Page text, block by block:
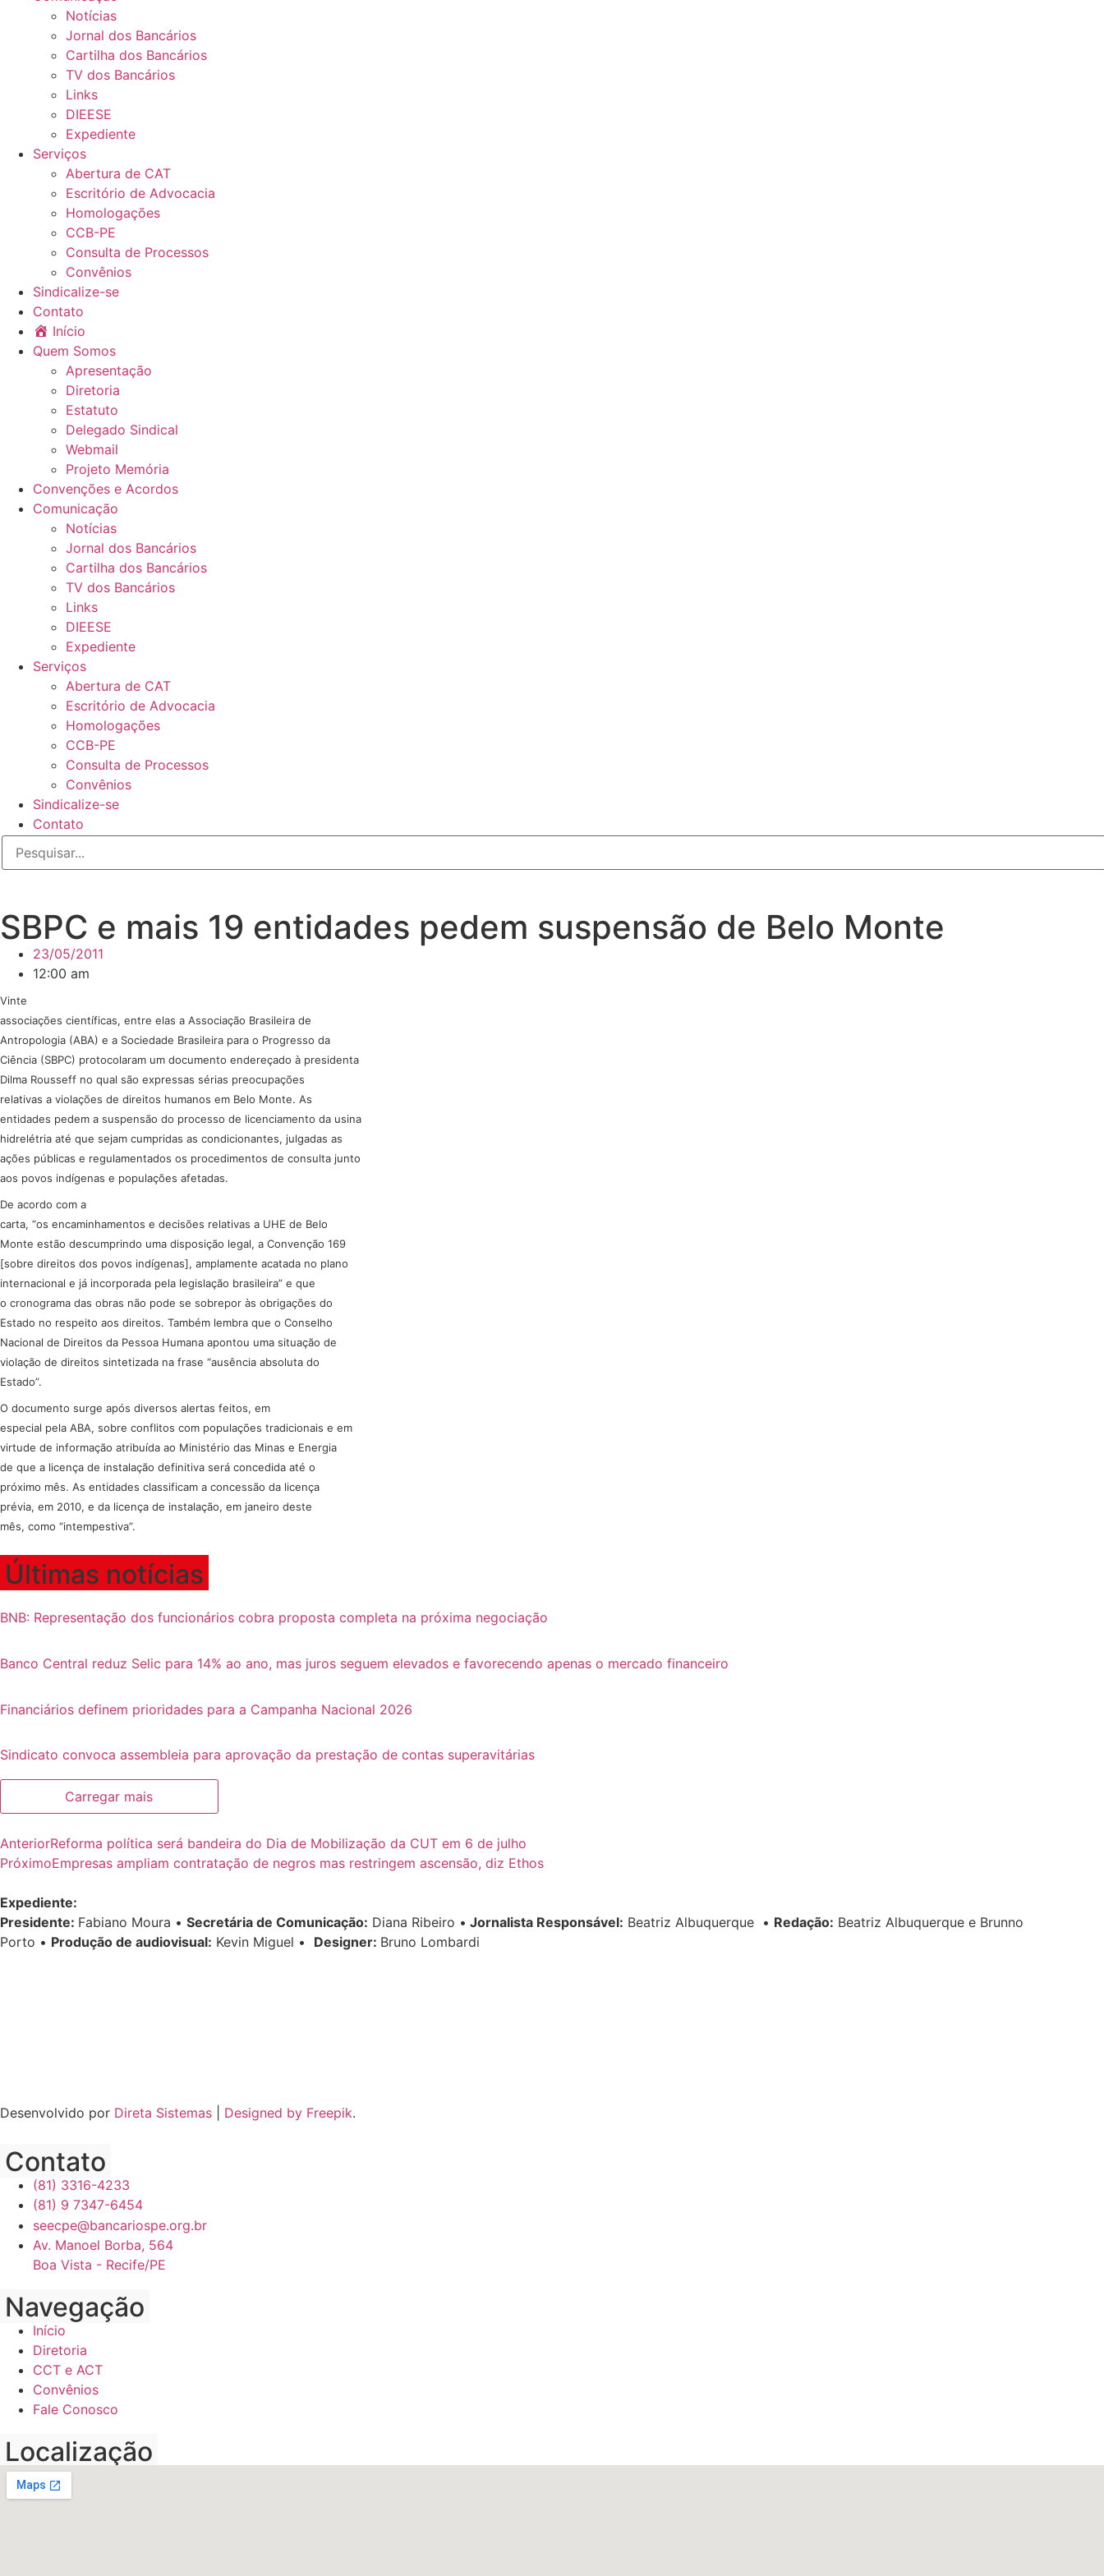
Notícias
Jornal dos Bancários
Cartilha dos Bancários
TV dos Bancários
Links
DIEESE
Expediente
Serviços
Abertura de CAT
Escritório de Advocacia
Homologações
CCB-PE
Consulta de Processos
Convênios
Sindicalize-se
Contato
Início
Quem Somos
Apresentação
Diretoria
Estatuto
Delegado Sindical
Webmail
Projeto Memória
Convenções e Acordos
Comunicação
Notícias
Jornal dos Bancários
Cartilha dos Bancários
TV dos Bancários
Links
DIEESE
Expediente
Serviços
Abertura de CAT
Escritório de Advocacia
Homologações
CCB-PE
Consulta de Processos
Convênios
Sindicalize-se
Contato
SBPC e mais 19 entidades pedem suspensão de Belo Monte
23/05/2011
12:00 am
Vinte
associações científicas, entre elas a Associação Brasileira de
Antropologia (ABA) e a Sociedade Brasileira para o Progresso da
Ciência (SBPC) protocolaram um documento endereçado à presidenta
Dilma Rousseff no qual são expressas sérias preocupações
relativas a violações de direitos humanos em Belo Monte. As
entidades pedem a suspensão do processo de licenciamento da usina
hidrelétria até que sejam cumpridas as condicionantes, julgadas as
ações públicas e regulamentados os procedimentos de consulta junto
aos povos indígenas e populações afetadas.
De acordo com a
carta, “os encaminhamentos e decisões relativas a UHE de Belo
Monte estão descumprindo uma disposição legal, a Convenção 169
[sobre direitos dos povos indígenas], amplamente acatada no plano
internacional e já incorporada pela legislação brasileira” e que
o cronograma das obras não pode se sobrepor às obrigações do
Estado no respeito aos direitos. Também lembra que o Conselho
Nacional de Direitos da Pessoa Humana apontou uma situação de
violação de direitos sintetizada na frase “ausência absoluta do
Estado”.
O documento surge após diversos alertas feitos, em
especial pela ABA, sobre conflitos com populações tradicionais e em
virtude de informação atribuída ao Ministério das Minas e Energia
de que a licença de instalação definitiva será concedida até o
próximo mês. As entidades classificam a concessão da licença
prévia, em 2010, e da licença de instalação, em janeiro deste
mês, como “intempestiva”.
Últimas notícias
BNB: Representação dos funcionários cobra proposta completa na próxima negociação
Banco Central reduz Selic para 14% ao ano, mas juros seguem elevados e favorecendo apenas o mercado financeiro
Financiários definem prioridades para a Campanha Nacional 2026
Sindicato convoca assembleia para aprovação da prestação de contas superavitárias
Carregar mais
AnteriorReforma política será bandeira do Dia de Mobilização da CUT em 6 de julho
PróximoEmpresas ampliam contratação de negros mas restringem ascensão, diz Ethos
Expediente:
Presidente: Fabiano Moura • Secretária de Comunicação: Diana Ribeiro • Jornalista Responsável: Beatriz Albuquerque • Redação: Beatriz Albuquerque e Brunno
Porto • Produção de audiovisual: Kevin Miguel • Designer: Bruno Lombardi
Desenvolvido por Direta Sistemas Designed by Freepik.
Contato
(81) 3316-4233
(81) 9 7347-6454
seecpe@bancariospe.org.br
Av. Manoel Borba, 564
Boa Vista - Recife/PE
Navegação
Início
Diretoria
CCT e ACT
Convênios
Fale Conosco
Localização